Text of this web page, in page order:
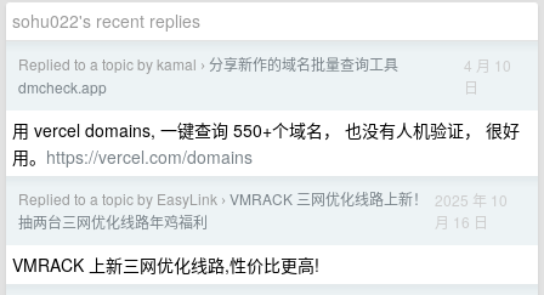
sohu022's recent replies
Replied to a topic by kamal › 分享新作的域名批量查询工具
dmcheck.app
4 月 10
日
用 vercel domains, 一键查询 550+个域名， 也没有人机验证， 很好
用。 https://vercel.com/domains
Replied to a topic by EasyLink › VMRACK 三网优化线路上新！
抽两台三网优化线路年鸡福利
2025 年 10
月 16 日
VMRACK 上新三网优化线路,性价比更高!